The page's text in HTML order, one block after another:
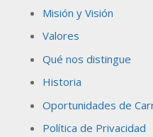
Misión y Visión
Valores
Qué nos distingue
Historia
Oportunidades de
Política de Privacidad